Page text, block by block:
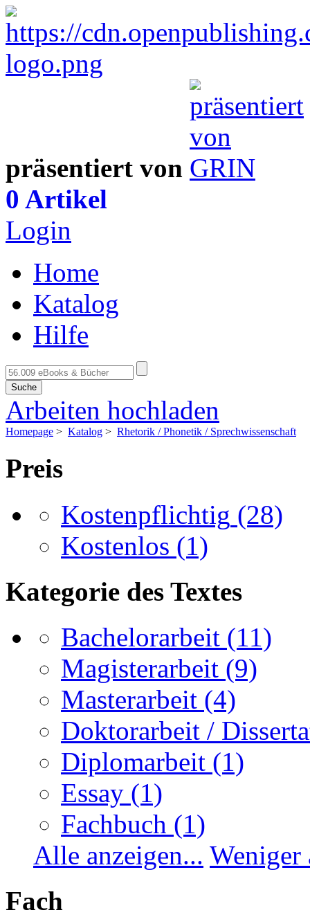
präsentiert von
0 Artikel
Login
Home
Katalog
Hilfe
Suche
Arbeiten hochladen
Homepage > Katalog > Rhetorik / Phonetik / Sprechwissenschaft
Preis
Kostenpflichtig (28)
Kostenlos (1)
Kategorie des Textes
Bachelorarbeit (11)
Magisterarbeit (9)
Masterarbeit (4)
Doktorarbeit /
Diplomarbeit (1)
Essay (1)
Fachbuch (1)
Alle anzeigen... Weniger
Fach